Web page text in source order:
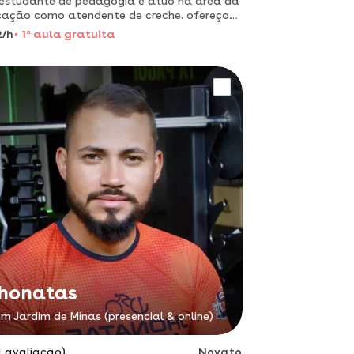
como atendente de creche. ofereço
particulares para crianças dos anos
do ensino fundamental.
h 1 aaula gratuita
Jardim de Minas (presencial & online)
avaliação)
Novato